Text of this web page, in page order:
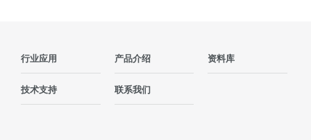
行业应用 产品介绍 资料库
技术支持 联系我们